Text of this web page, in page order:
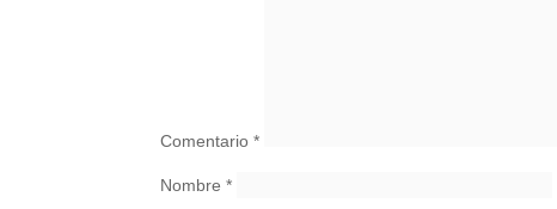
Comentario*
Nombre*